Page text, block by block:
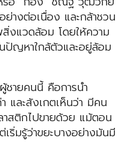
างต่อเนื่อง และกล้าชวน
สิ่งแวดล้อม โดยให้ความ
ปัญหาใกล้ตัวและอยู่ล้อม
ยคนนี้ คือการนำ
และสังเกตเห็นว่า มีคน
สติกไปขายด้วย แม้ตอน
เริ่มรู้ว่าขยะบางอย่างมันมี